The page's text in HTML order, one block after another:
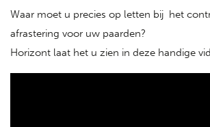
Waar moet u precies op letten bij het
afrastering voor uw paarden?
Horizont laat het u zien in deze handige